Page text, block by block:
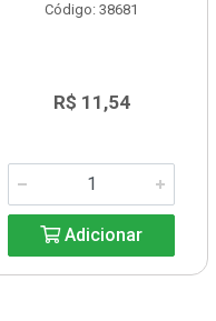
Código: 38681
R$ 11,54
Adicionar